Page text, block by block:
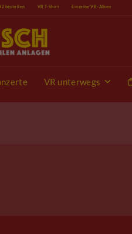
bestellen VR T-Shirt Einzelne VR-Alben
VR unterwegs